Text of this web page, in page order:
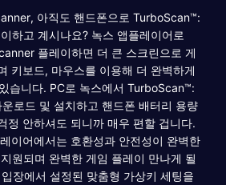
아직도 핸드폰으로 TurboScan™:
하고 계시나요? 녹스 앱플레이어로
플레이하면 더 큰 스크린으로 게
키보드, 마우스를 이용해 더 완벽하게
습니다. PC로 녹스에서 TurboScan™:
로드 및 설치하고 핸드폰 배터리 용량
정 안하셔도 되니까 매우 편할 겁니다.
이어에서는 호환성과 안전성이 완벽한
원되며 완벽한 게임 플레이 만나게 될
장에서 설정된 맞춤형 가상키 세팅을